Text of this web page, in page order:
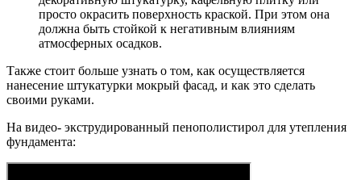
просто окрасить поверхность краской. При этом она
должна быть стойкой к негативным влияниям
атмосферных осадков.
Также стоит больше узнать о том, как осуществляется
нанесение штукатурки мокрый фасад, и как это сделать
своими руками.
На видео- экструдированный пенополистирол для утепления
фундамента: